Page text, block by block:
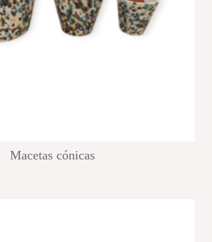
Macetas cónicas